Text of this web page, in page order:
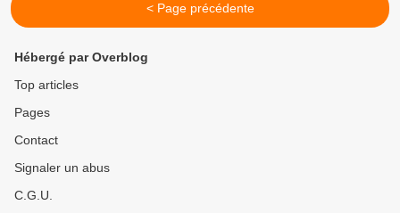
< Page précédente
Hébergé par Overblog
Top articles
Pages
Contact
Signaler un abus
C.G.U.